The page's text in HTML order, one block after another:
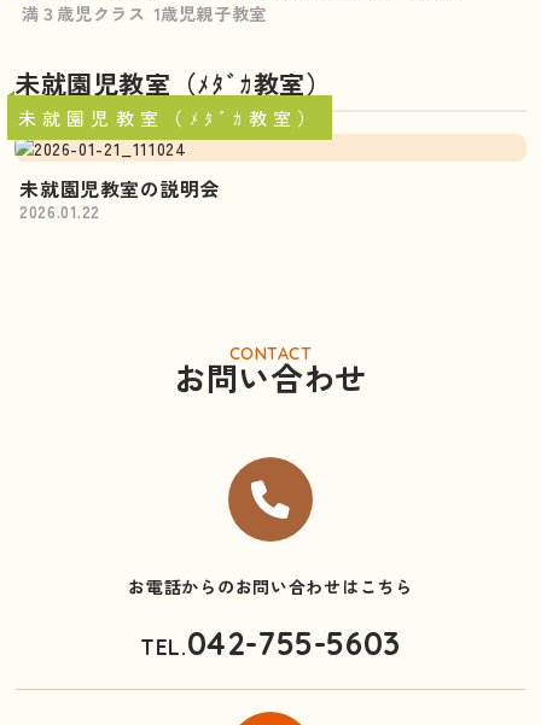
満３歳児クラス 1歳児親子教室
未就園児教室（ﾒﾀﾞｶ教室）
未就園児教室（ﾒﾀﾞｶ教室）
未就園児教室の説明会
2026.01.22
お問い合わせ
CONTACT
お電話からのお問い合わせはこちら
TEL.042-755-5603